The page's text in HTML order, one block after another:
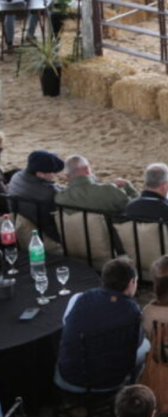
de Nutrición
y asesoramiento a
lecheras.
un ambiente
charlas técnicas
vecinas, así
Galvagno,
quien disertó sobre
con el